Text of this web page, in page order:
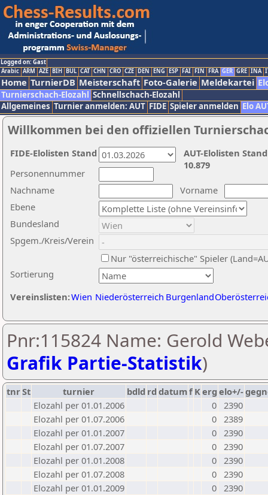
Logged on: Gast
Arabic ARM AZE BIH BUL CAT CHN CRO CZE DEN ENG ESP FAI FIN FRA GER GRE INA
Home TurnierDB Meisterschaft Foto-Galerie Meldekartei
Turnierschach-Elozahl Schnellschach-Elozahl
Allgemeines Turnier anmelden: AUT FIDE Spieler anmelden Elo
Willkommen bei den offiziellen
Nachname
Vorname
Ebene
Sortierung
Personennummer
Bundesland
Spgem./Kreis/Verein
Nur "österreichische" Spieler
Vereinslisten:Wien Niederösterreich Burgenland
AUT-Elolisten
10.879
FIDE-Elolisten Stand
Pnr:115824 Name: Gerold
Grafik Partie-Statistik)
tnrSt turnier bdld rd datumf Kerg elo+/-
Elozahl per 01.01.2006
0 2390
Elozahl per 01.07.2006
0 2389
Elozahl per 01.01.2007
0 2390
Elozahl per 01.07.2007
0 2390
Elozahl per 01.01.2008
0 2390
Elozahl per 01.07.2008
0 2390
Elozahl per 01.01.2009
0 2390